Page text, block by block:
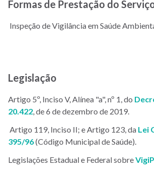
Formas de Prestação do
Inspeção de Vigilância em Saúde
Legislação
Artigo 5º, Inciso V, Alínea "a", nº 1, do
20.422, de 6 de dezembro de 2019.
Artigo 119, Inciso II; e Artigo 123, da Lei
395/96(Código Municipal de Saúde).
Legislações Estadual e Federal sobre